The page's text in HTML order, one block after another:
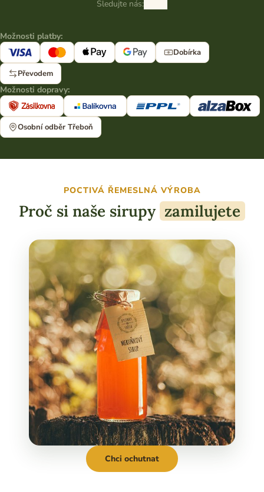
Sledujte nás:
Možnosti platby:
Dobírka
Převodem
Možnosti dopravy:
Osobní odběr Třeboň
POCTIVÁ ŘEMESLNÁ VÝROBA
Proč si naše sirupy zamilujete
Chci ochutnat